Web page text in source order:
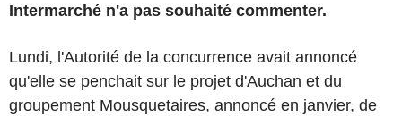
Intermarché n'a pas souhaité commenter.
Lundi, l'Autorité de la concurrence avait annoncé
qu'elle se penchait sur le projet d'Auchan et du
groupement Mousquetaires, annoncé en janvier, de